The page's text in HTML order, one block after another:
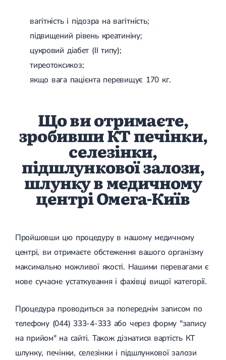
вагітність і підозра на вагітність;
підвищений рівень креатиніну;
цукровий діабет (II типу);
тиреотоксикоз;
якщо вага пацієнта перевищує 170 кг.
Що ви отримаєте,
зробивши КТ печінки,
селезінки,
підшлункової залози,
шлунку в медичному
центрі Омега-Київ
Пройшовши цю процедуру в нашому медичному
центрі, ви отримаєте обстеження вашого організму
максимально можливої якості. Нашими перевагами є
нове сучасне устаткування і фахівці вищої категорії.
Процедура проводиться за попереднім записом по
телефону (044) 333-4-333 або через форму "запису
на прийом" на сайті. Також дізнатися вартість КТ
шлунку, печінки, селезінки і підшлункової залози